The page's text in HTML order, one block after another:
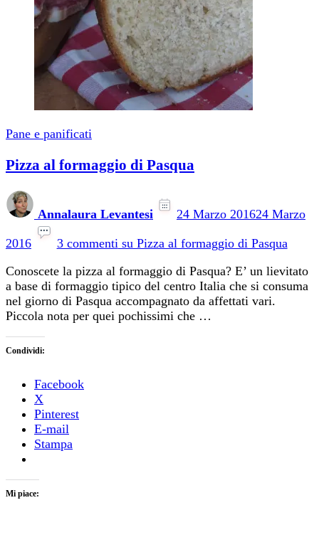
Pane e panificati
Pizza al formaggio di Pasqua
Annalaura Levantesi 24 Marzo 201624 Marzo
2016 3 commenti su Pizza al formaggio di Pasqua
Conoscete la pizza al formaggio di Pasqua? E’ un lievitato
a base di formaggio tipico del centro Italia che si consuma
nel giorno di Pasqua accompagnato da affettati vari.
Piccola nota per quei pochissimi che …
Condividi:
Facebook
X
Pinterest
E-mail
Stampa
Mi piace: